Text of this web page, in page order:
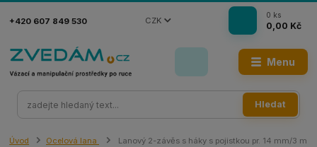
Menu
CZK
Hledat
+420 607 849 530
0 ks
0,00 Kč
Úvod Ocelová lana
Lanový 2-závěs s háky s pojistkou pr. 14 mm/3 m